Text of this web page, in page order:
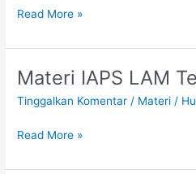
Read More »
Materi IAPS LAM
Tinggalkan Komentar / Materi /
Materi
LAM
Read More »